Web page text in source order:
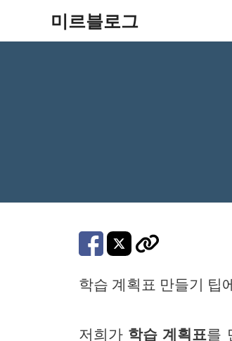
미르블로그
학습 계획표 만들기 팁
저희가 학습 계획표를